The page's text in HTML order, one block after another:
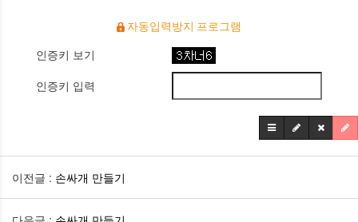
자동입력방지 프로그램
인증키 보기
인증키 입력
이전글 : 손싸개 만들기